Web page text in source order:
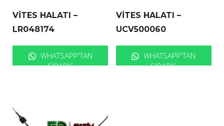
VİTES HALATI –
LR048174
WHATSAPP'TAN
SIPARIŞ
VİTES HALATI –
UCV500060
WHATSAPP'TAN
SIPARIŞ